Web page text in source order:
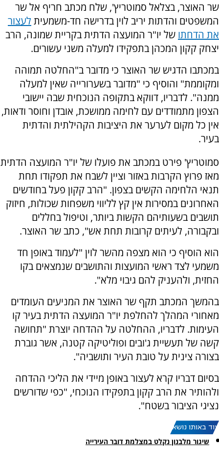
שר האוצר, בצלאל סמוטריץ', שלח מכתב חריף אל שר
המשפטים והדתות יריב לוין בדרישה חד-משמעית לעצור
את הדחתו של יו"ר המועצה הדתית בקריית שמונה, הרב
יצחק קקון המכהן בתפקידו למעלה משני עשורים.
במכתבו הדגיש שר האוצר כי מדובר ב"החלטה תמוהה
ומקוממת" והוסיף כי "מדובר בשערורייה שאין למעלה
ממנה". לדבריו, דווקא בתקופה הנוכחית שבה יישובי
הצפון מתמודדים עם לחימה ממושכת, אובדן וחוסר ודאות,
אין כל מקום לערער את היציבות הקהילתית והדתית
בעיר.
סמוטריץ' פירט במכתב את פועלו של יו"ר המועצה הדתית
מאז פרוץ הקרבות באזור וציין לשבח את תפקודו תחת
תנאי הלחימה הקשים בצפון. "הרב קקון פעל בחודשים
האחרונים במסירות אין קץ לליווי משפחות שכולות, חיזוק
תושבים בשעותיהם הקשות ביותר, וטיפול בחללים
ובקבורה, לעיתים קרובות תחת אש", כתב שר האוצר.
הוא הוסיף כי הוא מצפה מהשר לוין "לעמוד באופן חד
משמעי לצד ראשי המועצות והתושבים שנמצאים בקו
החזית, ולהעניק להם גיבוי מלא".
בהמשך המכתב תקף שר האוצר את המניעים העומדים
מאחורי המהלך להחלפת יו"ר המועצה הדתית בעיר קו
העימות. לדבריו, ההחלטה על ההדחה יוצרת "תחושה
קשה של תעשיית ג'ובים ופוליטיקה קטנה, אשר גוברת
בצורה צינית על טובת העיר ותושביה".
בסיום דבריו קרא לעצור באופן מיידי את הליכי ההדחה
ולהותיר את הרב קקון בתפקידו הנוכחי, "כפי שדורשים
נציגי הציבור בשטח".
עוד באותו נושא:
שיגור מלבנון נקלט במצלמת דובר העירייה